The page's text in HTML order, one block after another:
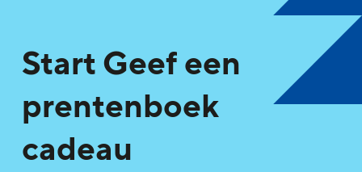
Start Geef een
prentenboek
cadeau